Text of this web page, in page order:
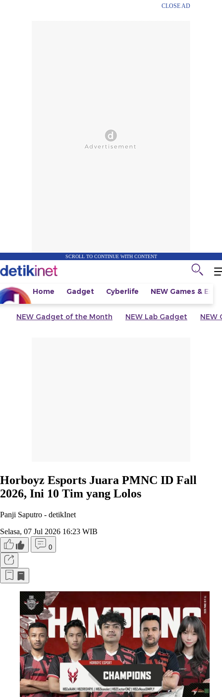
CLOSE AD
SCROLL TO CONTINUE WITH CONTENT
Home Gadget Cyberlife NEW Games &
NEW Gadget of the Month NEW Lab Gadget NEW
Horboyz Esports Juara PMNC ID Fall
2026, Ini 10 Tim yang Lolos
Panji Saputro - detikInet
Selasa, 07 Jul 2026 16:23 WIB
0